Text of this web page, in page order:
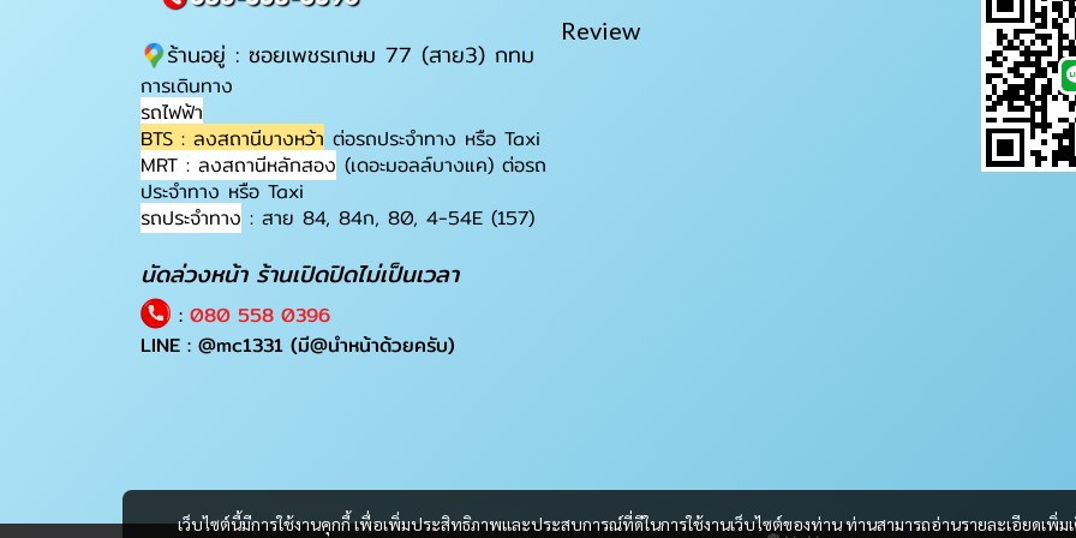
เว็บไซต์นี้มีการใช้งานคุกกี้ เพื่อเพิ่มประสิทธิภาพและประสบการณ์ที่ดีในการใช้งานเว็บไซต์ของท่าน ท่านสามารถอ่านรายละเอียดเพิ่ม
ร้านอยู่ : ซอยเพชรเกษม 77 (สาย3) กทม
การเดินทาง
รถไฟฟ้า
BTS : ลงสถานีบางหว้า ต่อรถประจำทาง หรือ Taxi
MRT : ลงสถานีหลักสอง (เดอะมอลล์บางแค) ต่อรถ
ประจำทาง หรือ Taxi
รถประจำทาง : สาย 84, 84ก, 80, 4-54E (157)
นัดล่วงหน้า ร้านเปิดปิดไม่เป็นเวลา
: 080 558 0396
LINE : @mc1331 (มี@นำหน้าด้วยครับ)
Review